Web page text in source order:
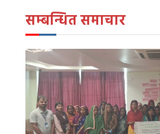
सम्बन्धित समाचार